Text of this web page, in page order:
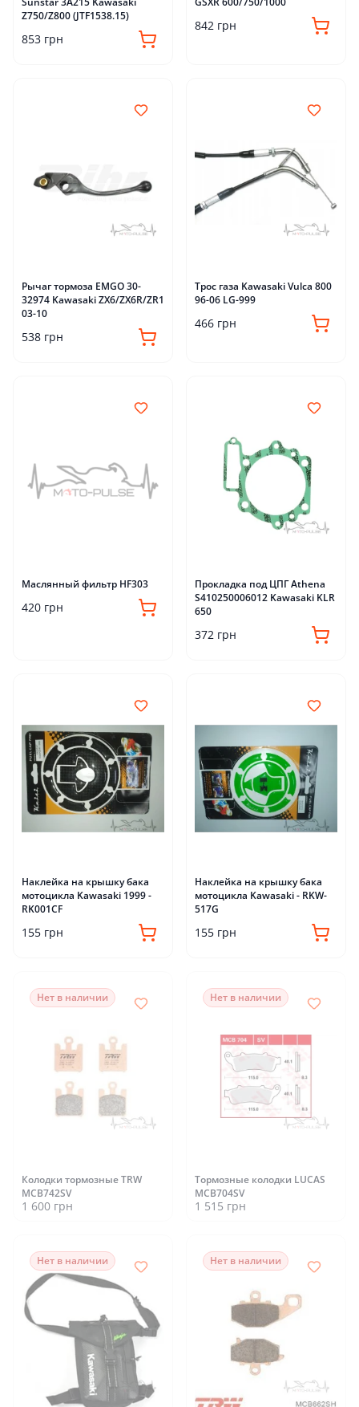
Z750/Z800 (JTF1538.15)
853 грн
842 грн
Рычаг тормоза EMGO 30-
32974 Kawasaki ZX6/ZX6R/ZR1
03-10
538 грн
Трос газа Kawasaki Vulca 800
96-06 LG-999
466 грн
Маслянный фильтр HF303
420 грн
Прокладка под ЦПГ Athena
S410250006012 Kawasaki KLR
650
372 грн
Наклейка на крышку бака
мотоцикла Kawasaki 1999 -
RK001CF
155 грн
Наклейка на крышку бака
мотоцикла Kawasaki - RKW-
517G
155 грн
Нет в наличии
Колодки тормозные TRW
MCB742SV
1 600 грн
Нет в наличии
Тормозные колодки LUCAS
MCB704SV
1 515 грн
Нет в наличии Нет в наличии